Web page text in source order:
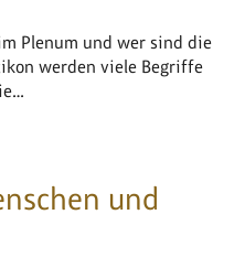
Plenum und wer sind die
werden viele Begriffe
und